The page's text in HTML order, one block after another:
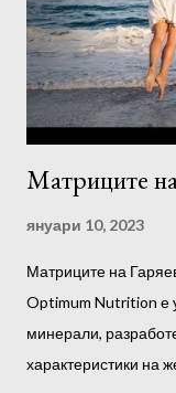
Матриците
януари 10, 2023
Матриците на
Optimum Nutrition е
минерали,
характеристики на